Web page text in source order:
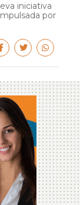
iniciativa
por